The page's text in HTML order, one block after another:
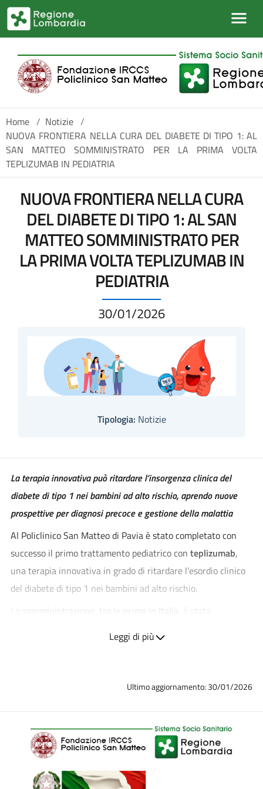
Salta al contenuto principale
Home / Notizie /
NUOVA FRONTIERA NELLA CURA DEL DIABETE DI TIPO 1: AL
SAN MATTEO SOMMINISTRATO PER LA PRIMA VOLTA
TEPLIZUMAB IN PEDIATRIA
NUOVA FRONTIERA NELLA CURA
DEL DIABETE DI TIPO 1: AL SAN
MATTEO SOMMINISTRATO PER
LA PRIMA VOLTA TEPLIZUMAB IN
PEDIATRIA
30/01/2026
Tipologia: Notizie
La terapia innovativa può ritardare l’insorgenza clinica del
diabete di tipo 1 nei bambini ad alto rischio, aprendo nuove
prospettive per diagnosi precoce e gestione della malattia
Al Policlinico San Matteo di Pavia è stato completato con
successo il primo trattamento pediatrico con teplizumab,
una terapia innovativa in grado di ritardare l’esordio clinico
del diabete di tipo 1 nei bambini ad alto rischio.
Carmelo Pistone e dalla professoressa Ilaria
Endocrinologia e Ginecologia Pediatrica.
spontaneamente nell’arco di una settimana.
Teplizumab è un
anticorpo monoclonaleche agisce sul
sistema immunitario modulando i linfociti T, cellule coinvolte
Leggi di più
Ultimo aggiornamento: 30/01/2026